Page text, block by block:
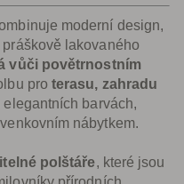
moderní design,
lakovaného
vůči povětrnostním
proterasu, zahradu
barvách,
nábytkem.
polštáře, které jsou